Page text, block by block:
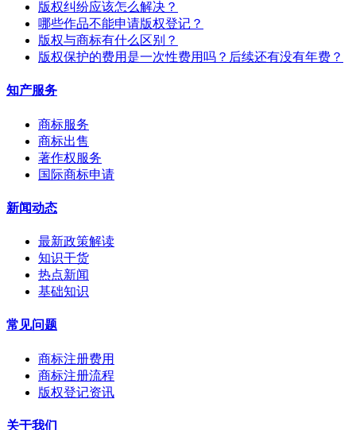
版权纠纷应该怎么解决？
哪些作品不能申请版权登记？
版权与商标有什么区别？
版权保护的费用是一次性费用吗？后续还有没有年费？
知产服务
商标服务
商标出售
著作权服务
国际商标申请
新闻动态
最新政策解读
知识干货
热点新闻
基础知识
常见问题
商标注册费用
商标注册流程
版权登记资讯
关于我们